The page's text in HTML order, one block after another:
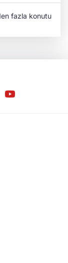
fazla konutu